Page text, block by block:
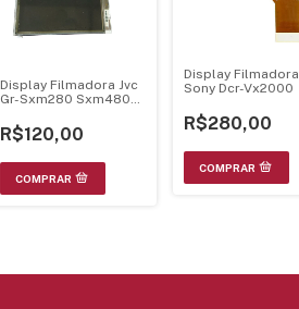
Display Filmadora Jvc
Gr-Sxm280 Sxm480
R$120,00
Display Filmadora
Sony Dcr-Vx2000
R$280,00